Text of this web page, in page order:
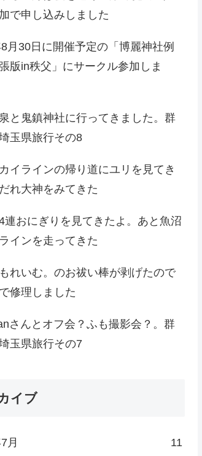
で申し込みしました
月30日に開催予定の「博麗神社例
版in秩父」にサークル参加しま
と鬼鎮神社に行ってきました。群
玉県旅行その8
イラインの帰り道にユリを見てき
れ大神をみてきた
連おにぎりを見てきたよ。あと魚沼
インを走ってきた
れいむ。のお祓い棒が剥げたので
修理しました
さんとオフ会？ふも撮影会？。群
玉県旅行その7
イブ
月 11